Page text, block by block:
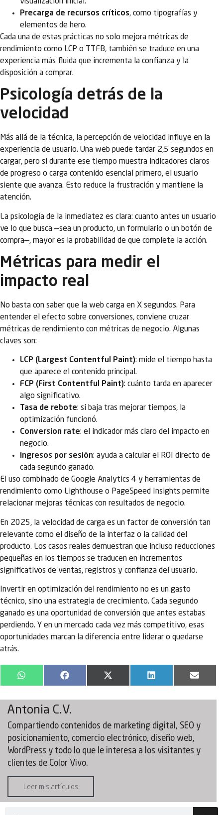
Precarga de recursos críticos, como tipografías y
elementos de hero.
Cada una de estas prácticas no solo mejora métricas de
rendimiento como LCP o TTFB, también se traduce en una
experiencia más fluida que incrementa la confianza y la
disposición a comprar.
Psicología detrás de la
velocidad
Más allá de la técnica, la percepción de velocidad influye en la
experiencia de usuario. Una web puede tardar 2,5 segundos en
cargar, pero si durante ese tiempo muestra indicadores claros
de progreso o carga contenido esencial primero, el usuario
siente que avanza. Esto reduce la frustración y mantiene la
atención.
La psicología de la inmediatez es clara: cuanto antes un usuario
ve lo que busca —sea un producto, un formulario o un botón de
compra—, mayor es la probabilidad de que complete la acción.
Métricas para medir el
impacto real
No basta con saber que la web carga en X segundos. Para
entender el efecto sobre conversiones, conviene cruzar
métricas de rendimiento con métricas de negocio. Algunas
claves son:
LCP (Largest Contentful Paint): mide el tiempo hasta
que aparece el contenido principal.
FCP (First Contentful Paint): cuánto tarda en aparecer
algo significativo.
Tasa de rebote: si baja tras mejorar tiempos, la
optimización funcionó.
Conversion rate: el indicador más claro del impacto en
negocio.
Ingresos por sesión: ayuda a calcular el ROI directo de
cada segundo ganado.
El uso combinado de Google Analytics 4 y herramientas de
rendimiento como Lighthouse o PageSpeed Insights permite
relacionar mejoras técnicas con resultados de negocio.
En 2025, la velocidad de carga es un factor de conversión tan
relevante como el diseño de la interfaz o la calidad del
producto. Los casos reales demuestran que incluso reducciones
pequeñas en los tiempos se traducen en incrementos
significativos de ventas, registros y confianza del usuario.
Invertir en optimización del rendimiento no es un gasto
técnico, sino una estrategia de crecimiento. Cada segundo
ganado es una oportunidad de conversión que antes estabas
perdiendo. Y en un mercado cada vez más competitivo, esas
oportunidades marcan la diferencia entre liderar o quedarse
atrás.
WhatsApp Facebook
X
(Twitter)
LinkedIn Email
Antonia C.V.
Compartiendo contenidos de marketing digital, SEO y
posicionamiento, comercio electrónico, diseño web,
WordPress y todo lo que le interesa a los visitantes y
clientes de Color Vivo.
Leer mis artículos